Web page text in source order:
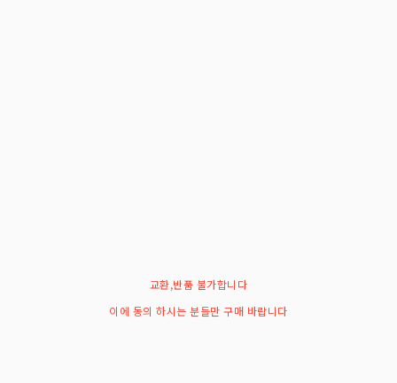
교환,반품 불가합니다
이에 동의 하시는 분들만 구매 바랍니다